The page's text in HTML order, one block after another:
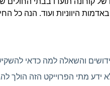
היווניות ועוד. הנה כל
הולך להגמר ונכון לדצמבר 2023, המטרו